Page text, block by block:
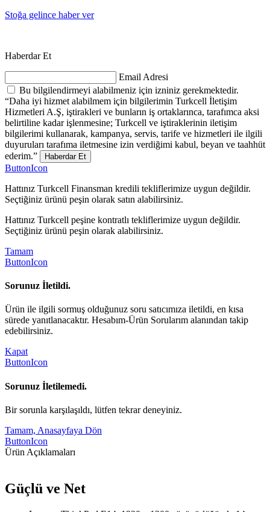
Stoğa gelince haber ver
Haberdar Et
Email Adresi
Bu bilgilendirmeyi alabilmeniz için izniniz gerekmektedir.
“Daha iyi hizmet alabilmem için bilgilerimin Turkcell İletişim
Hizmetleri A.Ş, iştirakleri ve bunların iş ortaklarınca, tarafımca aksi
belirtiline kadar işlenmesine; Turkcell ve iştiraklerinin iletişim
bilgilerimi kullanarak, kampanya, servis, tarife ve hizmetleri ile ilgili
duyuruları tarafıma iletmesine izin verdiğimi kabul, beyan ve taahhüt
ederim.”
Haberdar Et
ButtonIcon
Hattınız Turkcell Finansman kredili tekliflerimize uygun değildir.
Seçtiğiniz ürünü peşin olarak satın alabilirsiniz.
Hattınız Turkcell peşine kontratlı tekliflerimize uygun değildir.
Seçtiğiniz ürünü peşin olarak alabilirsiniz.
Tamam
ButtonIcon
Sorunuz İletildi.
Ürün ile ilgili sormuş olduğunuz soru satıcımıza iletildi, en kısa
sürede yanıtlanacaktır. Hesabım-Ürün Sorularım alanından takip
edebilirsiniz.
Kapat
ButtonIcon
Sorunuz İletilemedi.
Bir sorunla karşılaşıldı, lütfen tekrar deneyiniz.
Tamam, Anasayfaya Dön
ButtonIcon
Ürün Açıklamaları
Güçlü ve Net